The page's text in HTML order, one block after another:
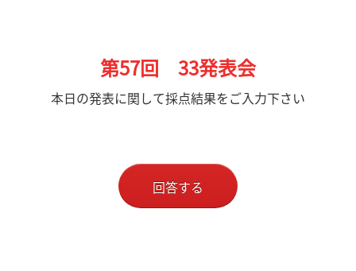
第57回 33発表会
本日の発表に関して採点結果をご入力下さい
回答する